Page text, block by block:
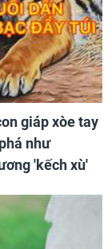
giáp xòe tay
như
'kếch xù'